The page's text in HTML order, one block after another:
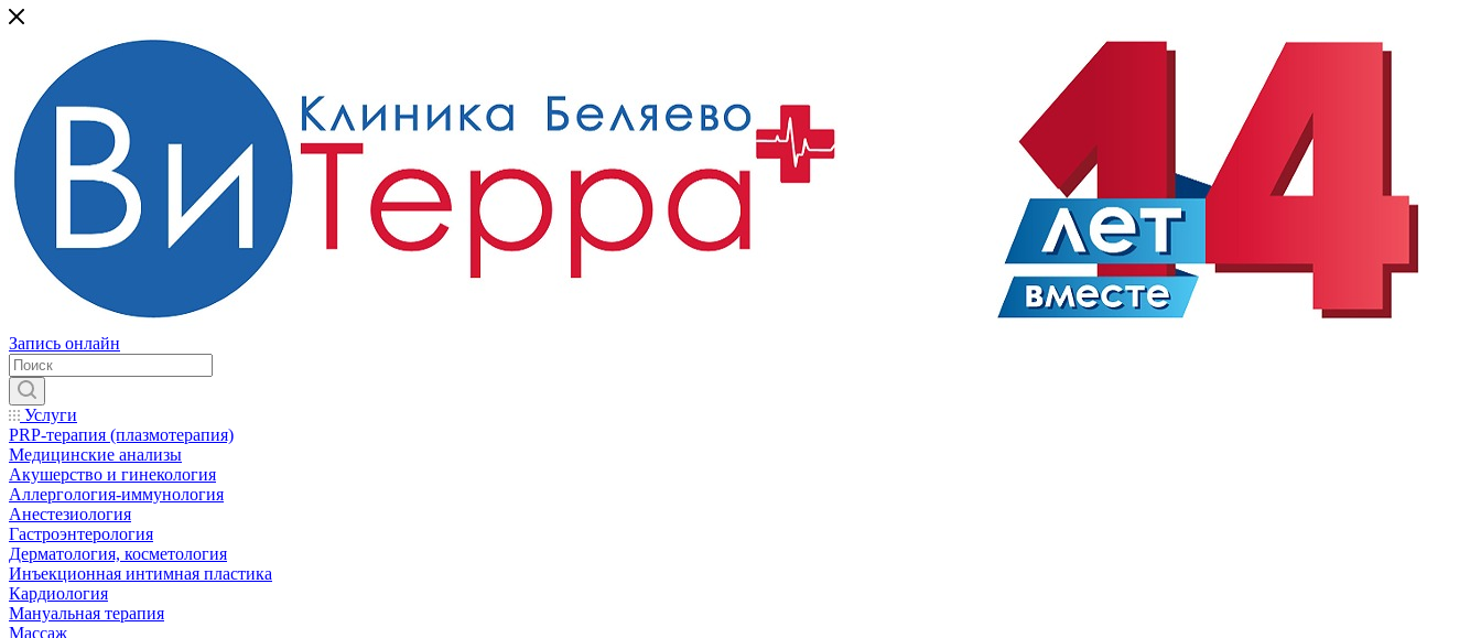
Запись онлайн
Услуги
PRP-терапия (плазмотерапия)
Медицинские анализы
Акушерство и гинекология
Аллергология-иммунология
Анестезиология
Гастроэнтерология
Дерматология, косметология
Инъекционная интимная пластика
Кардиология
Мануальная терапия
Массаж